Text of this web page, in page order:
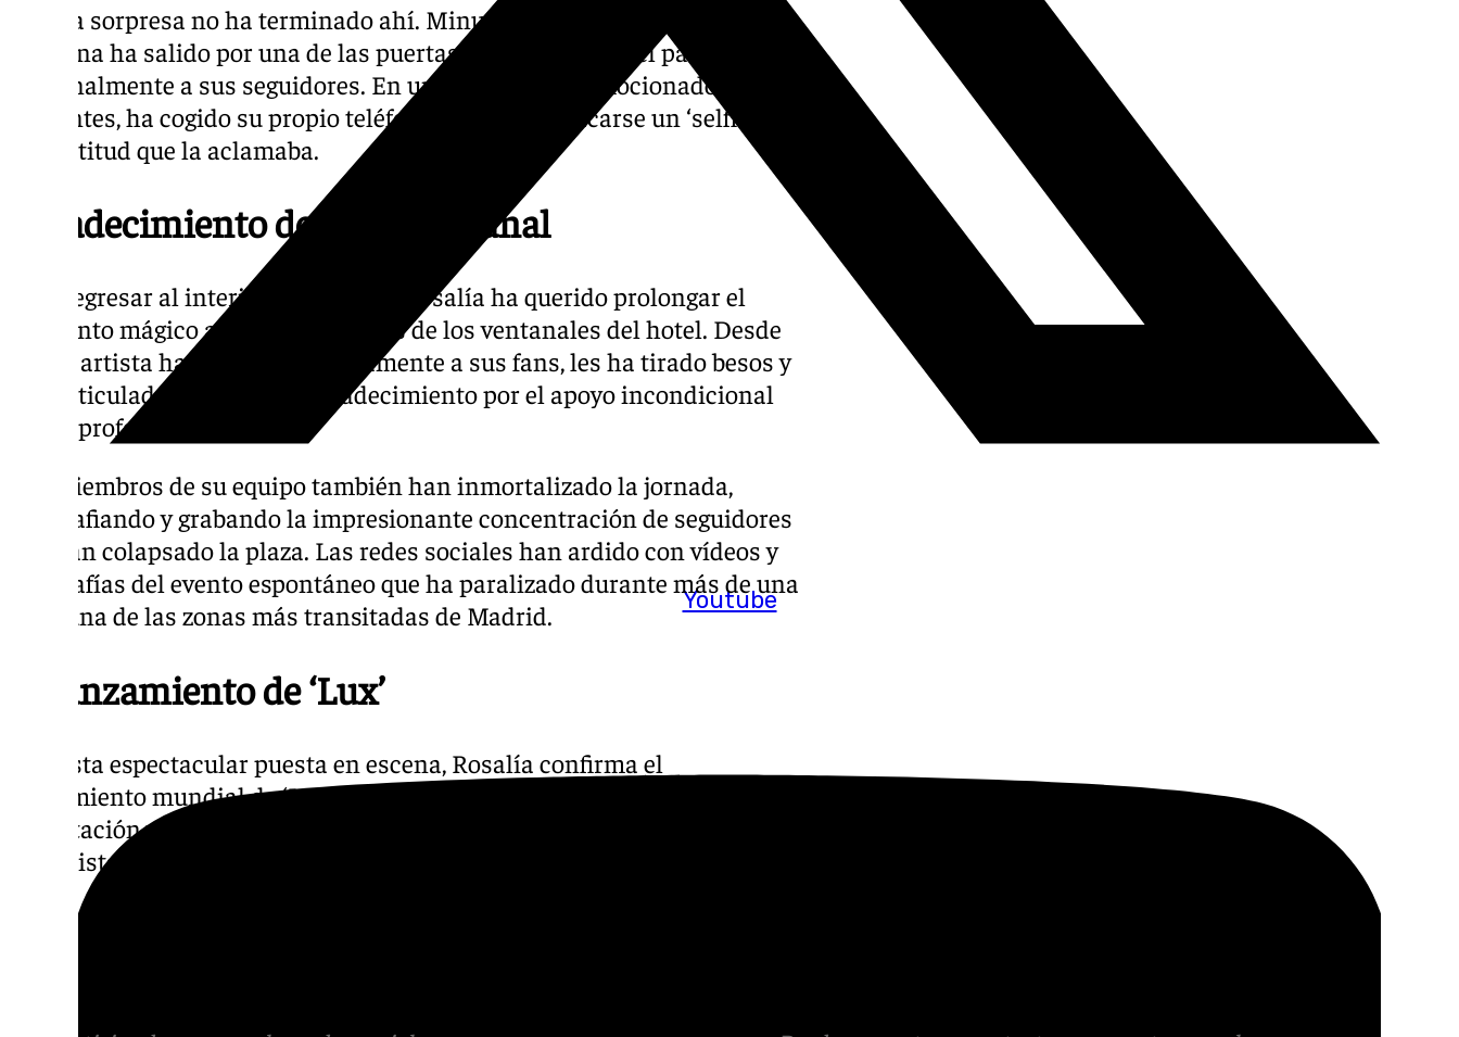
Youtube
Pero la sorpresa no ha terminado ahí. Minutos después de su entrada, la
catalana ha salido por una de las puertas traseras del hotel para saludar
personalmente a sus seguidores. En un gesto que ha emocionado a los
presentes, ha cogido su propio teléfono móvil para sacarse un ‘selfie’ con
la multitud que la aclamaba.
Agradecimiento desde el ventanal
Tras regresar al interior del edificio, Rosalía ha querido prolongar el
momento mágico asomándose a dos de los ventanales del hotel. Desde
allí, la artista ha saludado efusivamente a sus fans, les ha tirado besos y
ha gesticulado palabras de agradecimiento por el apoyo incondicional
que le profesan.
Los miembros de su equipo también han inmortalizado la jornada,
fotografiando y grabando la impresionante concentración de seguidores
que han colapsado la plaza. Las redes sociales han ardido con vídeos y
fotografías del evento espontáneo que ha paralizado durante más de una
hora una de las zonas más transitadas de Madrid.
El lanzamiento de ‘Lux’
Con esta espectacular puesta en escena, Rosalía confirma el
lanzamiento mundial de ‘Lux’, un disco que llega rodeado de máxima
expectación y que promete marcar un nuevo hito en la carrera de una de
las artistas españolas más internacionales del momento.
Más noticias de